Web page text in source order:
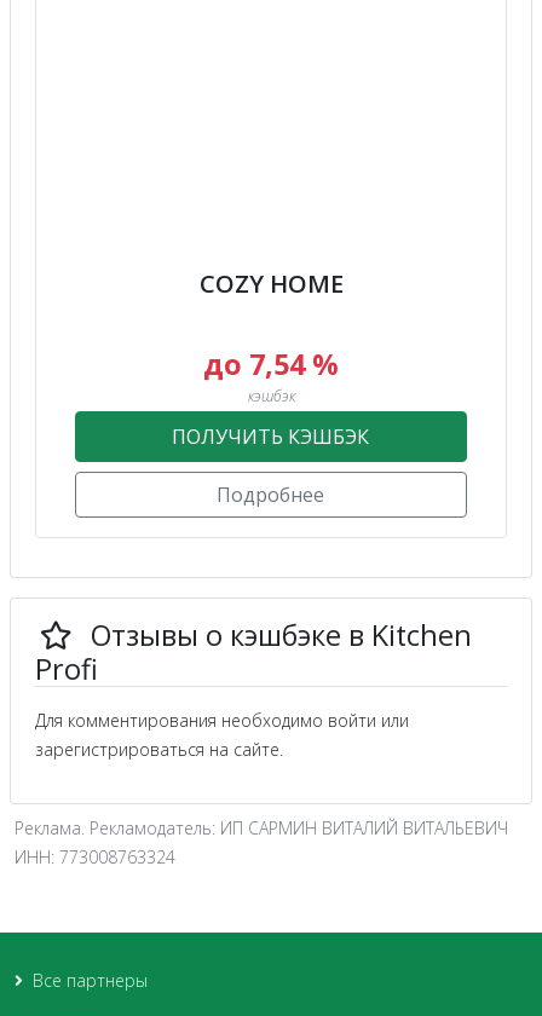
COZY HOME
до 7,54 %
кэшбэк
ПОЛУЧИТЬ КЭШБЭК
Подробнее
Отзывы о кэшбэке в Kitchen
Profi
Для комментирования необходимо войти или
зарегистрироваться на сайте.
Реклама. Рекламодатель: ИП САРМИН ВИТАЛИЙ ВИТАЛЬЕВИЧ
ИНН: 773008763324
Все партнеры